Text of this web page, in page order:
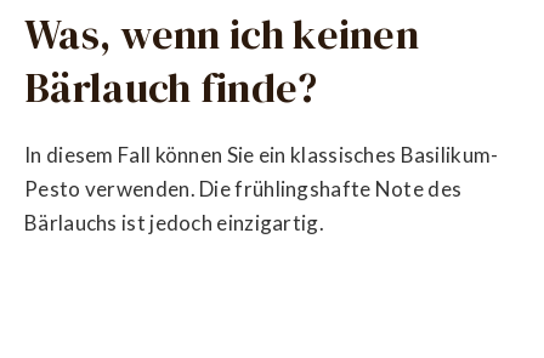
Was, wenn ich keinen
Bärlauch finde?
In diesem Fall können Sie ein klassisches Basilikum-
Pesto verwenden. Die frühlingshafte Note des
Bärlauchs ist jedoch einzigartig.